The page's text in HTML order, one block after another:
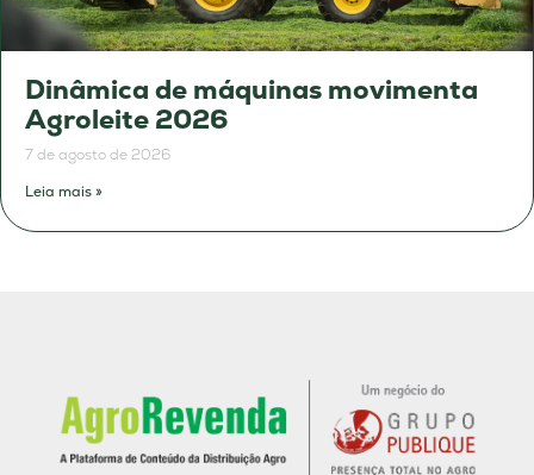
Dinâmica de máquinas movimenta
Agroleite 2026
7 de agosto de 2026
Leia mais »